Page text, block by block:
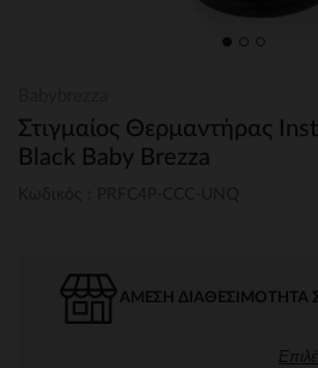
Στιγμαίος Θερμαντήρας
Black Baby Brezza
ΆΜΕΣΗ ΔΙΑΘΕΣΙΜΌΤΗΤΑ